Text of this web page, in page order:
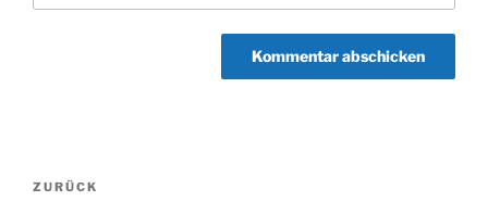
Beitragsnavigation
Vorheriger
ZURÜCK